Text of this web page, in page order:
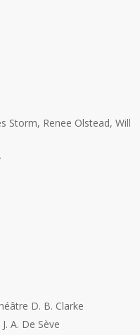
Storm, Renee Olstead, Will
D. B. Clarke
A. De Sève